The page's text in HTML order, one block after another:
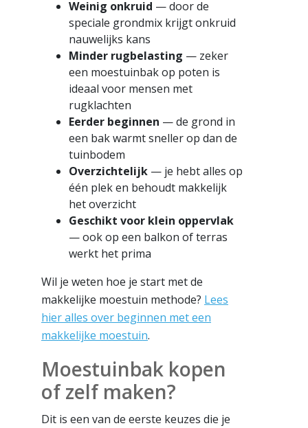
Weinig onkruid — door de
speciale grondmix krijgt onkruid
nauwelijks kans
Minder rugbelasting — zeker
een moestuinbak op poten is
ideaal voor mensen met
rugklachten
Eerder beginnen — de grond in
een bak warmt sneller op dan de
tuinbodem
Overzichtelijk — je hebt alles op
één plek en behoudt makkelijk
het overzicht
Geschikt voor klein oppervlak
— ook op een balkon of terras
werkt het prima
Wil je weten hoe je start met de
makkelijke moestuin methode? Lees
hier alles over beginnen met een
makkelijke moestuin.
Moestuinbak kopen
of zelf maken?
Dit is een van de eerste keuzes die je